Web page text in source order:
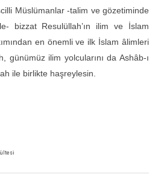
Müslümanlar -talim ve gözetiminde
bizzat Resulüllah’ın ilim ve İslam
en önemli ve ilk İslam âlimleri
günümüz ilim yolcularını da Ashâb-ı
ile birlikte haşreylesin.